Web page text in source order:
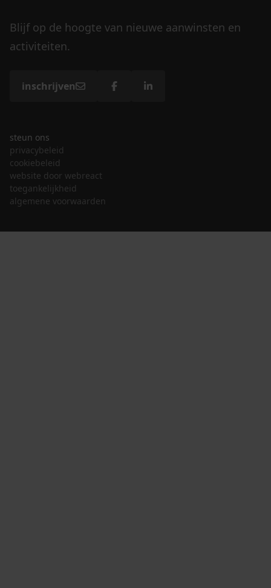
Blijf op de hoogte van nieuwe aanwinsten en
activiteiten.
inschrijven
steun ons
privacybeleid
cookiebeleid
website door webreact
toegankelijkheid
algemene voorwaarden